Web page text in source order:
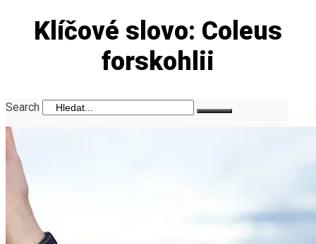
Klíčové slovo: Coleus
forskohlii
Search